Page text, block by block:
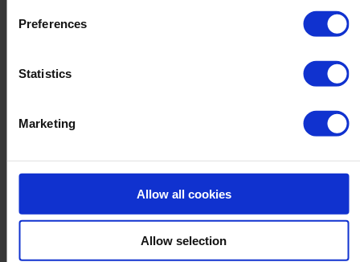
Preferences
Statistics
Marketing
Allow all cookies
Allow selection